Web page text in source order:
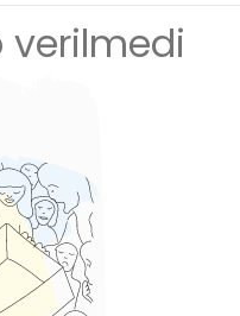
verilmedi